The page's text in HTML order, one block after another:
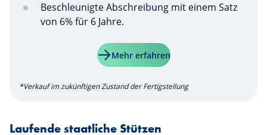
Beschleunigte Abschreibung mit einem Satz
von 6% für 6 Jahre.
Mehr erfahren
*Verkauf im zukünftigen Zustand der Fertigstellung
Laufende staatliche Stützen